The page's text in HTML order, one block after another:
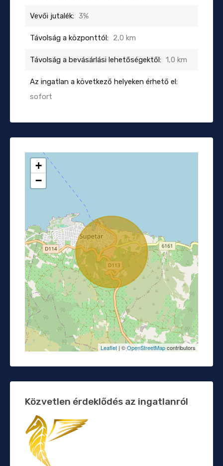
Vevői jutalék: 3%
Távolság a központtól: 2,0 km
Távolság a bevásárlási lehetőségektől: 1,0 km
Az ingatlan a következő helyeken érhető el:
sofort
+
−
Leaflet | ©OpenStreetMapcontributors
Közvetlen érdeklődés az ingatlanról